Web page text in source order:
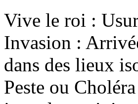
Vive le roi :
Invasion :
dans des lieux
Peste ou